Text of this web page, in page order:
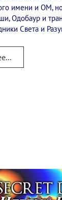
имени и ОМ,
Одобаур и
Света и